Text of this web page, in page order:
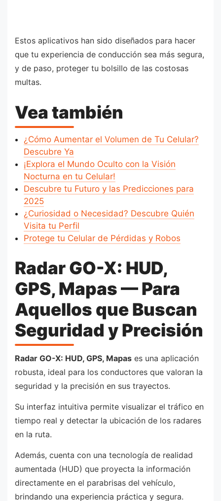
Estos aplicativos han sido diseñados para hacer
que tu experiencia de conducción sea más segura,
y de paso, proteger tu bolsillo de las costosas
multas.
Vea también
¿Cómo Aumentar el Volumen de Tu Celular?
Descubre Ya
¡Explora el Mundo Oculto con la Visión
Nocturna en tu Celular!
Descubre tu Futuro y las Predicciones para
2025
¿Curiosidad o Necesidad? Descubre Quién
Visita tu Perfil
Protege tu Celular de Pérdidas y Robos
Radar GO-X: HUD,
GPS, Mapas — Para
Aquellos que Buscan
Seguridad y Precisión
Radar GO-X: HUD, GPS, Mapas es una aplicación
robusta, ideal para los conductores que valoran la
seguridad y la precisión en sus trayectos.
Su interfaz intuitiva permite visualizar el tráfico en
tiempo real y detectar la ubicación de los radares
en la ruta.
Además, cuenta con una tecnología de realidad
aumentada (HUD) que proyecta la información
directamente en el parabrisas del vehículo,
brindando una experiencia práctica y segura.